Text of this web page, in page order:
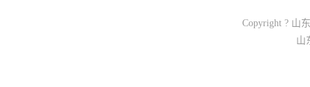
Copyright ? 山
山